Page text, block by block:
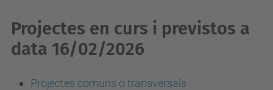
Projectes en curs i previstos a
data 16/02/2026
Projectes comuns o transversals